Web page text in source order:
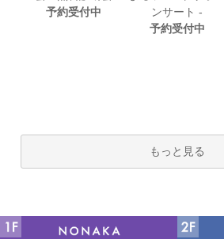
予約受付中
ンサート -
予約受付中
もっと見る